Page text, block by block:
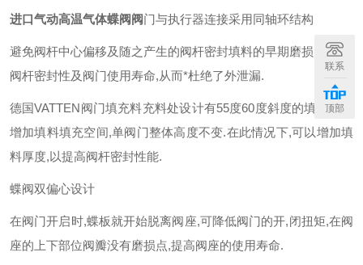
进口气动高温气体蝶阀阀门与执行器连接采用同轴环结构
避免阀杆中心偏移及随之产生的阀杆密封填料的早期磨损
提高了
阀杆密封性及阀门使用寿命,从而*杜绝了外泄漏.
德国VATTEN阀门填充料充料处设计有55度60度斜度的填料外形
增加填料填充空间,单阀门整体高度不变.在此情况下,可以增加填
料厚度,以提高阀杆密封性能.
蝶阀双偏心设计
在阀门开启时,蝶板就开始脱离阀座,可降低阀门的开,闭扭矩,在阀
座的上下部位阀瓣没有磨损点,提高阀座的使用寿命.
联系
顶部